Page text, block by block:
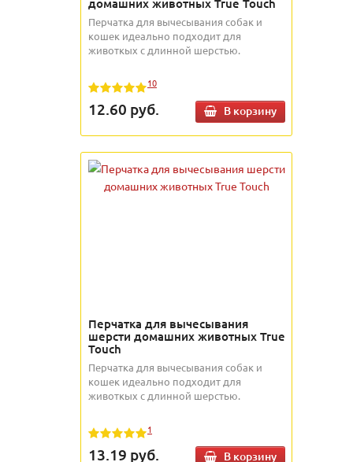
Перчатка для вычесывания собак и
кошек идеально подходит для
животкых с длинной шерстью.
10
12.60 руб. В корзину
Перчатка для вычесывания
шерсти домашних животных True
Touch
Перчатка для вычесывания собак и
кошек идеально подходит для
животкых с длинной шерстью.
1
13.19 руб. В корзину